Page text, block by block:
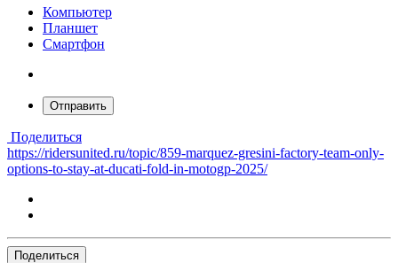
Компьютер
Планшет
Смартфон
Отправить
Поделиться
https://ridersunited.ru/topic/859-marquez-gresini-factory-team-only-
options-to-stay-at-ducati-fold-in-motogp-2025/
Поделиться